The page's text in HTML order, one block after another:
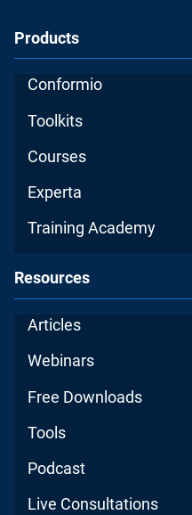
Products
Conformio
Toolkits
Courses
Experta
Training Academy
Resources
Articles
Webinars
Free Downloads
Tools
Podcast
Live Consultations